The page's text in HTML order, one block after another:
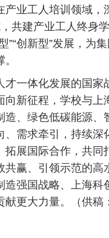
产业工人培训领域，
共建产业工人终身
”“创新型”发展，为
才一体化发展的国家
向新征程，学校与上
造、绿色低碳能源、
、需求牵引，持续深
拓展国际合作，共同
共赢、引领示范的高
造强国战略、上海科
献更大力量。（供稿